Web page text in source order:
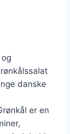
danske
er en